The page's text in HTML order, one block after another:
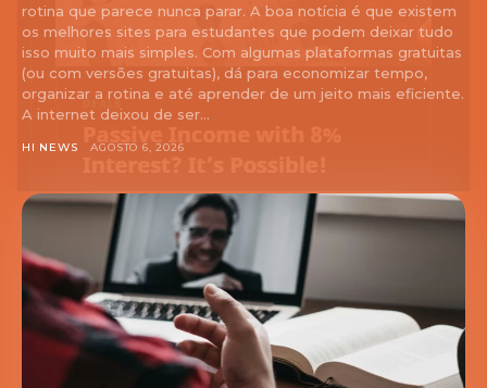
rotina que parece nunca parar. A boa notícia é que existem
os melhores sites para estudantes que podem deixar tudo
isso muito mais simples. Com algumas plataformas gratuitas
(ou com versões gratuitas), dá para economizar tempo,
organizar a rotina e até aprender de um jeito mais eficiente.
A internet deixou de ser...
HI NEWS AGOSTO 6, 2026